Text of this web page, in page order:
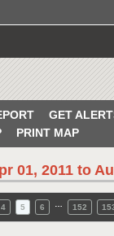
GET
PRINT MAP
01, 2011 to
4 5 6 152